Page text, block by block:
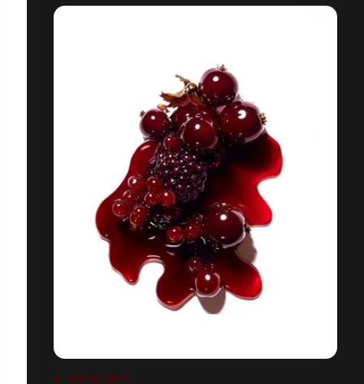
AI_INGREDIENTS